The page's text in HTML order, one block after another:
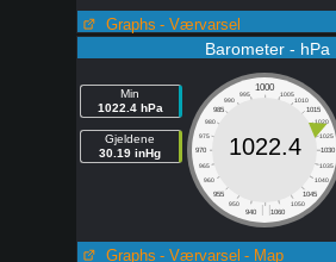
Graphs - Værvarsel
Barometer - hPa
Min
1022.4 hPa
Gjeldene
30.19 inHg
1000
995
1005
990
1010
985
1015
980
1020
975
1025
970
1030
965
1035
960
1040
955
1045
950
1050
940
1060
| |
1022.4
Graphs - Værvarsel - Map